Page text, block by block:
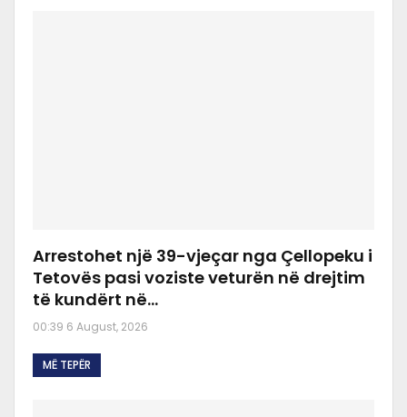
Arrestohet një 39-vjeçar nga Çellopeku i
Tetovës pasi voziste veturën në drejtim
të kundërt në…
00:39 6 August, 2026
MË TEPËR